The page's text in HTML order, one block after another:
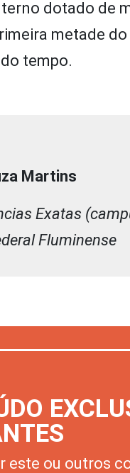
dotado de
metade
tempo.
Martins
Exatas
Fluminense
este ou outros